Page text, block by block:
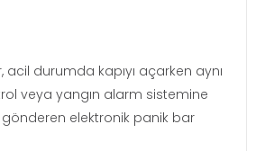
acil durumda kapıyı açarken aynı
veya yangın alarm sistemine
gönderen elektronik panik bar